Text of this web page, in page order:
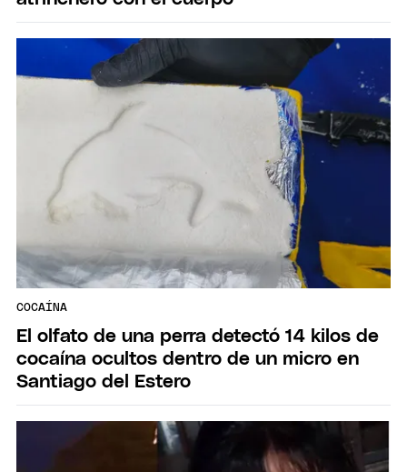
COCAÍNA
El olfato de una perra detectó 14 kilos de
cocaína ocultos dentro de un micro en
Santiago del Estero